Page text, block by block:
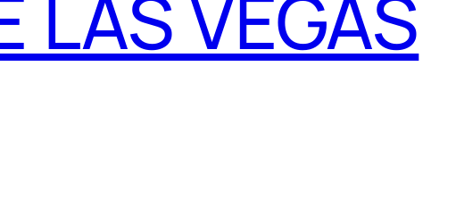
LAS VEGAS